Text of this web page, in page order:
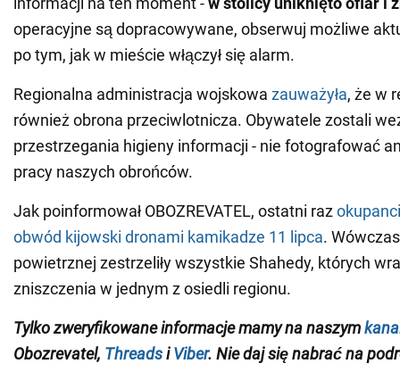
operacyjne są dopracowywane, obserwuj możliwe
po tym, jak w mieście włączył się alarm.
Regionalna administracja wojskowa zauważyła, że w
również obrona przeciwlotnicza. Obywatele zostali
przestrzegania higieny informacji - nie fotografować
pracy naszych obrońców.
Jak poinformował OBOZREVATEL, ostatni raz
obwód kijowski dronami kamikadze 11 lipca.
powietrznej zestrzeliły wszystkie Shahedy, których
zniszczenia w jednym z osiedli regionu.
Tylkozweryfikowane informacje mamy na naszym
Obozrevatel, ThreadsiViber. Nie daj się nabrać na